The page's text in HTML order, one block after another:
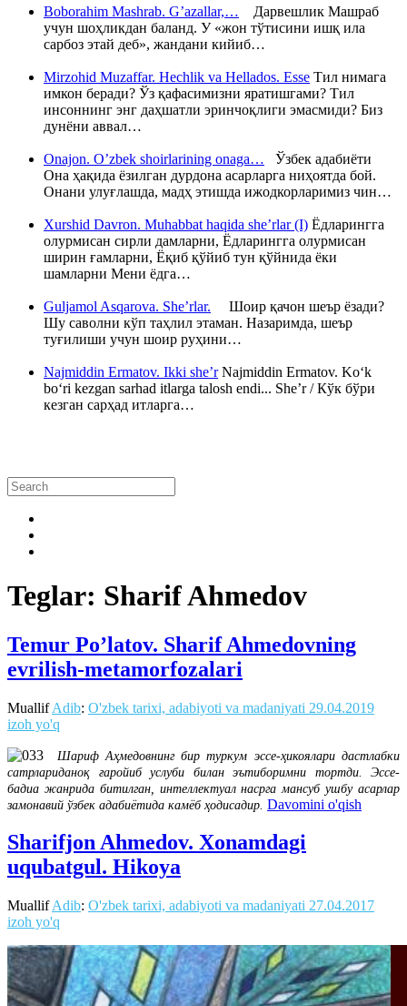
Boborahim Mashrab. G’azallar,… Дарвешлик Машраб
учун шоҳликдан баланд. У «жон тўтисини ишқ ила
сарбоз этай деб», жандани кийиб…
Mirzohid Muzaffar. Hechlik va Hellados. Esse Тил нимага
имкон беради? Ўз қафасимизни яратишгами? Тил
инсоннинг энг даҳшатли эринчоқлиги эмасмиди? Биз
дунёни аввал…
Onajon. O’zbek shoirlarining onaga… Ўзбек адабиёти
Она ҳақида ёзилган дурдона асарларга ниҳоятда бой.
Онани улуғлашда, мадҳ этишда ижодкорларимиз чин…
Xurshid Davron. Muhabbat haqida she’rlar (I) Ёдларингга
олурмисан сирли дамларни, Ёдларингга олурмисан
ширин ғамларни, Ёқиб қўйиб тун қўйнида ёки
шамларни Мени ёдга…
Guljamol Asqarova. She’rlar. Шоир қачон шеър ёзади?
Шу саволни кўп таҳлил этаман. Назаримда, шеър
туғилиши учун шоир руҳини…
Najmiddin Ermatov. Ikki she’rNajmiddin Ermatov. Ko‘k
bo‘ri kezgan sarhad itlarga talosh endi... She’r / Кўк бўри
кезган сарҳад итларга…
Teglar: Sharif Ahmedov
Temur Po’latov. Sharif Ahmedovning
evrilish-metamorfozalari
MuallifAdib: O'zbek tarixi, adabiyoti va madaniyati 29.04.2019
izoh yo'q
Шариф Аҳмедовнинг бир туркум эссе-ҳикоялари дастлабки
сатрлариданоқ ғаройиб услуби билан эътиборимни тортди. Эссе-
бадиа жанрида битилган, интеллектуал насрга мансуб ушбу асарлар
замонавий ўзбек адабиётида камёб ҳодисадир. Davomini o'qish
Sharifjon Ahmedov. Xonamdagi
uqubatgul. Hikoya
MuallifAdib: O'zbek tarixi, adabiyoti va madaniyati 27.04.2017
izoh yo'q